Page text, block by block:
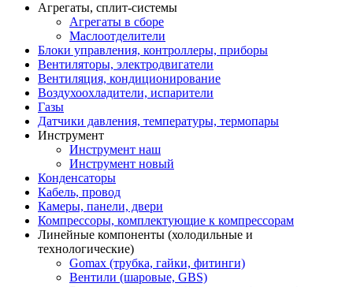
Агрегаты, сплит-системы
Агрегаты в сборе
Маслоотделители
Блоки управления, контроллеры, приборы
Вентиляторы, электродвигатели
Вентиляция, кондиционирование
Воздухоохладители, испарители
Газы
Датчики давления, температуры, термопары
Инструмент
Инструмент наш
Инструмент новый
Конденсаторы
Кабель, провод
Камеры, панели, двери
Компрессоры, комплектующие к компрессорам
Линейные компоненты (холодильные и
технологические)
Gomax (трубка, гайки, фитинги)
Вентили (шаровые, GBS)